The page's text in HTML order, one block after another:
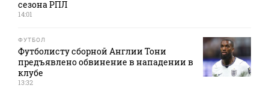
сезона РПЛ
14:01
ФУТБОЛ
Футболисту сборной Англии Тони
предъявлено обвинение в нападении в
клубе
13:32